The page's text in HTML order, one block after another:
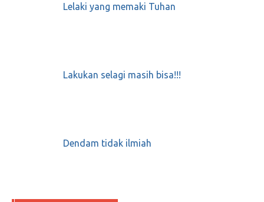
Lelaki yang memaki Tuhan
Lakukan selagi masih bisa!!!
Dendam tidak ilmiah